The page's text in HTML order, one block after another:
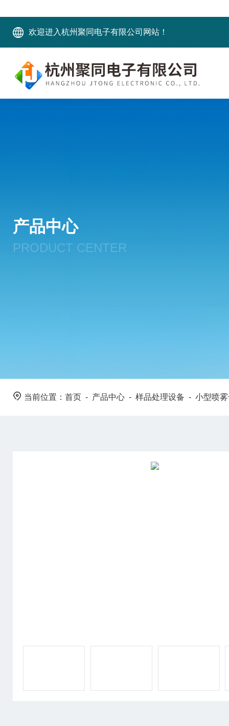
欢迎进入杭州聚同电子有限公司网站！
产品中心
PRODUCT CENTER
当前位置： 首页 - 产品中心 - 样品处理设备 - 小型喷